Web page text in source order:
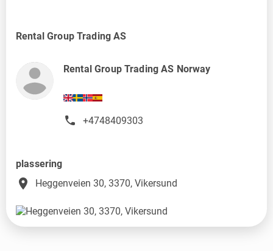
Rental Group Trading AS
Rental Group Trading AS Norway
+4748409303
plassering
place Heggenveien 30, 3370, Vikersund